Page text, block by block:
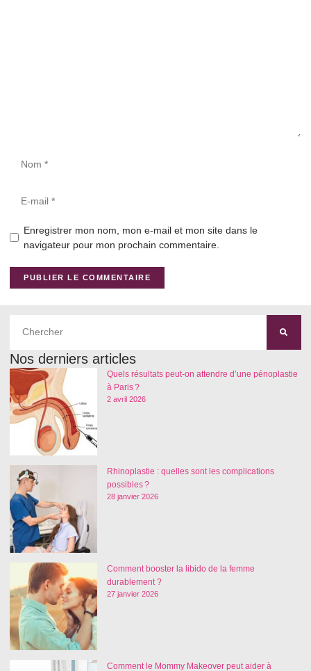
Enregistrer mon nom, mon e-mail et mon site dans le
navigateur pour mon prochain commentaire.
Nos derniers articles
Quels résultats peut-on attendre d’une pénoplastie
à Paris ?
2 avril 2026
Rhinoplastie : quelles sont les complications
possibles ?
28 janvier 2026
Comment booster la libido de la femme
durablement ?
27 janvier 2026
Comment le Mommy Makeover peut aider à